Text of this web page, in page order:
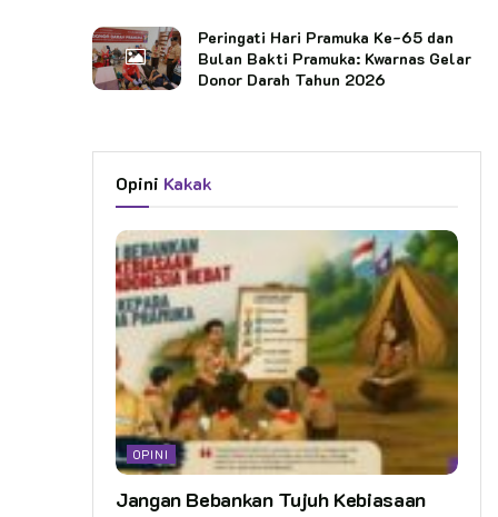
Peringati Hari Pramuka Ke-65 dan
Bulan Bakti Pramuka: Kwarnas Gelar
Donor Darah Tahun 2026
Opini Kakak
OPINI
Jangan Bebankan Tujuh Kebiasaan